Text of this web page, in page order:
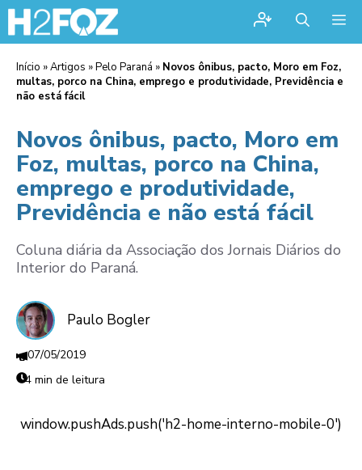
Início »Artigos »Pelo Paraná » Novos ônibus, pacto, Moro em Foz,
multas, porco na China, emprego e produtividade, Previdência e
não está fácil
Novos ônibus, pacto, Moro em
Foz, multas, porco na China,
emprego e produtividade,
Previdência e não está fácil
Coluna diária da Associação dos Jornais Diários do
Interior do Paraná.
Paulo Bogler
07/05/2019
4 min de leitura